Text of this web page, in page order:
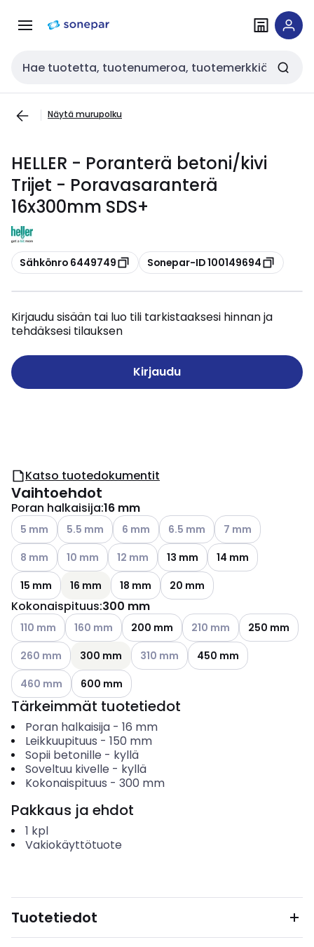
navigointiinsisältöön
Haku
Näytä murupolku
HELLER - Poranterä betoni/kivi
Trijet - Poravasaranterä
16x300mm SDS+
Kopioi
Sähkönro 6449749 Kopioi
Sonepar-ID 100149694
Kirjaudu sisään tai luo tili tarkistaaksesi hinnan ja
tehdäksesi tilauksen
Kirjaudu
Katso tuotedokumentit
Vaihtoehdot
Poran halkaisija:16 mm
Katso käytettävissä olevat vaihtoehdot
5 mm Katso käytettävissä olevat vaihtoehdot
5.5 mm Katso käytettävissä olevat vaihtoehdot
6 mm Katso käytettävissä olevat
6.5 mm Katso
7 mm
Katso käytettävissä olevat vaihtoehdot
8 mm Katso käytettävissä olevat vaihtoehdot
10 mm Katso käytettävissä olevat vaihtoehdot
12 mm 13 mm
14 mm
15 mm
16 mm 18 mm 20 mm
Kokonaispituus:300 mm
Katso käytettävissä olevat vaihtoehdot
110 mm Katso käytettävissä olevat vaihtoehdot
160 mm 200 mm Katso käytettävissä
210 mm
250 mm
Katso käytettävissä olevat vaihtoehdot
260 mm 300 mm Katso käytettävissä olevat
310 mm
450 mm
Katso käytettävissä olevat vaihtoehdot
460 mm 600 mm
Tärkeimmät tuotetiedot
Poran halkaisija- 16 mm
Leikkuupituus - 150 mm
Sopii betonille - kyllä
Soveltuu kivelle - kyllä
Kokonaispituus - 300 mm
Pakkaus ja ehdot
1 kpl
Vakiokäyttötuote
Tuotetiedot